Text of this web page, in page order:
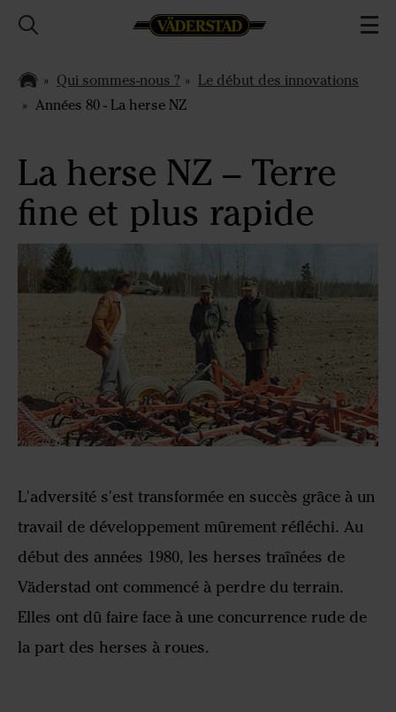
Qui sommes-nous ?
Le début des innovations
Années 80 - La herse NZ
La herse NZ – Terre
fine et plus rapide
L'adversité s'est transformée en succès grâce à un
travail de développement mûrement réfléchi. Au
début des années 1980, les herses traînées de
Väderstad ont commencé à perdre du terrain.
Elles ont dû faire face à une concurrence rude de
la part des herses à roues.